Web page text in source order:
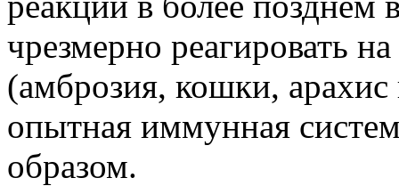
чрезмерно реагировать
(амброзия, кошки, арахис
опытная иммунная
образом.